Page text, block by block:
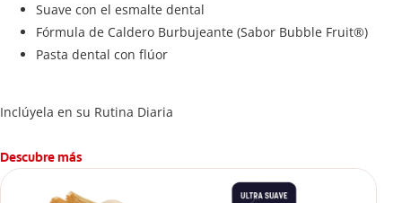
Suave con el esmalte dental
Fórmula de Caldero Burbujeante (Sabor Bubble Fruit®)
Pasta dental con flúor
Inclúyela en su Rutina Diaria
Descubre más